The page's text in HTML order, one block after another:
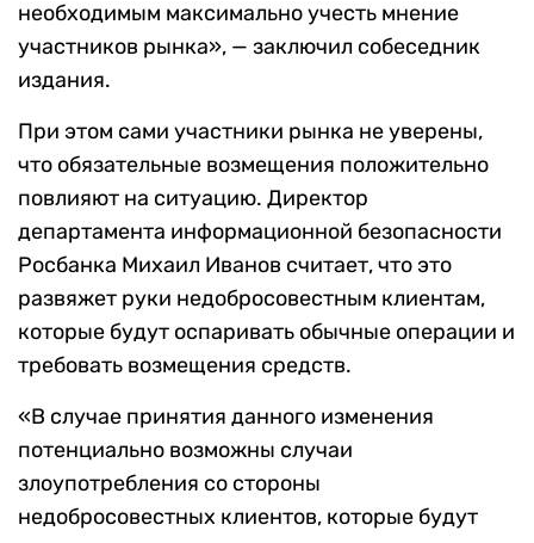
необходимым максимально учесть мнение
участников рынка», — заключил собеседник
издания.
При этом сами участники рынка не уверены,
что обязательные возмещения положительно
повлияют на ситуацию. Директор
департамента информационной безопасности
Росбанка Михаил Иванов считает, что это
развяжет руки недобросовестным клиентам,
которые будут оспаривать обычные операции и
требовать возмещения средств.
«В случае принятия данного изменения
потенциально возможны случаи
злоупотребления со стороны
недобросовестных клиентов, которые будут